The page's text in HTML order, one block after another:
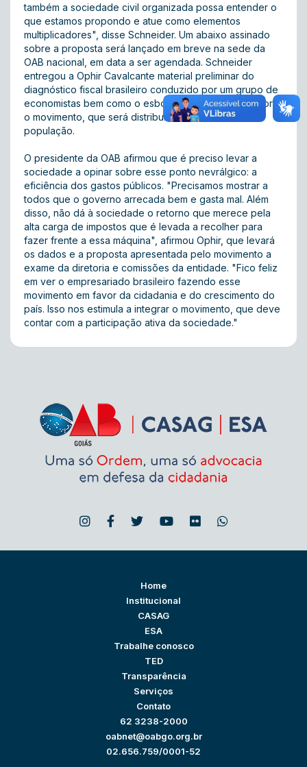
também a sociedade civil organizada possa entender o
que estamos propondo e atue como elementos
multiplicadores", disse Schneider. Um abaixo assinado
sobre a proposta será lançado em breve na sede da
OAB nacional, em data a ser agendada. Schneider
entregou a Ophir Cavalcante material preliminar do
diagnóstico fiscal brasileiro conduzido por um grupo de
economistas bem como o esboço de uma cartilha sobre
o movimento, que será distribuída em breve à
população.
O presidente da OAB afirmou que é preciso levar a
sociedade a opinar sobre esse ponto nevrálgico: a
eficiência dos gastos públicos. "Precisamos mostrar a
todos que o governo arrecada bem e gasta mal. Além
disso, não dá à sociedade o retorno que merece pela
alta carga de impostos que é levada a recolher para
fazer frente a essa máquina", afirmou Ophir, que levará
os dados e a proposta apresentada pelo movimento a
exame da diretoria e comissões da entidade. "Fico feliz
em ver o empresariado brasileiro fazendo esse
movimento em favor da cidadania e do crescimento do
país. Isso nos estimula a integrar o movimento, que deve
contar com a participação ativa da sociedade."
Home
Institucional
CASAG
ESA
Trabalhe conosco
TED
Transparência
Serviços
Contato
62 3238-2000
oabnet@oabgo.org.br
02.656.759/0001-52